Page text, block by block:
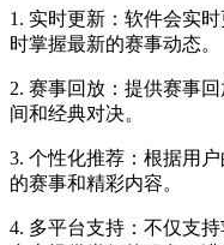
1. 实时更新：软件会实
时掌握最新的赛事动态。
2. 赛事回放：提供赛事
间和经典对决。
3. 个性化推荐：根据用
的赛事和精彩内容。
4. 多平台支持：不仅支